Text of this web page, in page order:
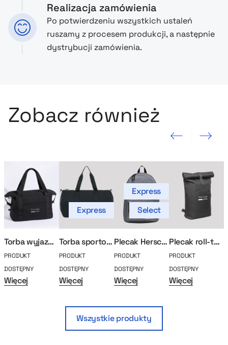
Realizacja zamówienia
Po potwierdzeniu wszystkich ustaleń
ruszamy z procesem produkcji, a następnie
dystrybucji zamówienia.
Zobacz również
Poprzedni slajd Następny
Torba wyjazdowa
PRODUKT
DOSTĘPNY
Więcej
Express
Torba sportowa Duffle Commuter
PRODUKT
DOSTĘPNY
Więcej
Express
Select
Plecak Herschel Classic
PRODUKT
DOSTĘPNY
Więcej
Plecak roll-top na laptopa
PRODUKT
DOSTĘPNY
Więcej
Wszystkie produkty